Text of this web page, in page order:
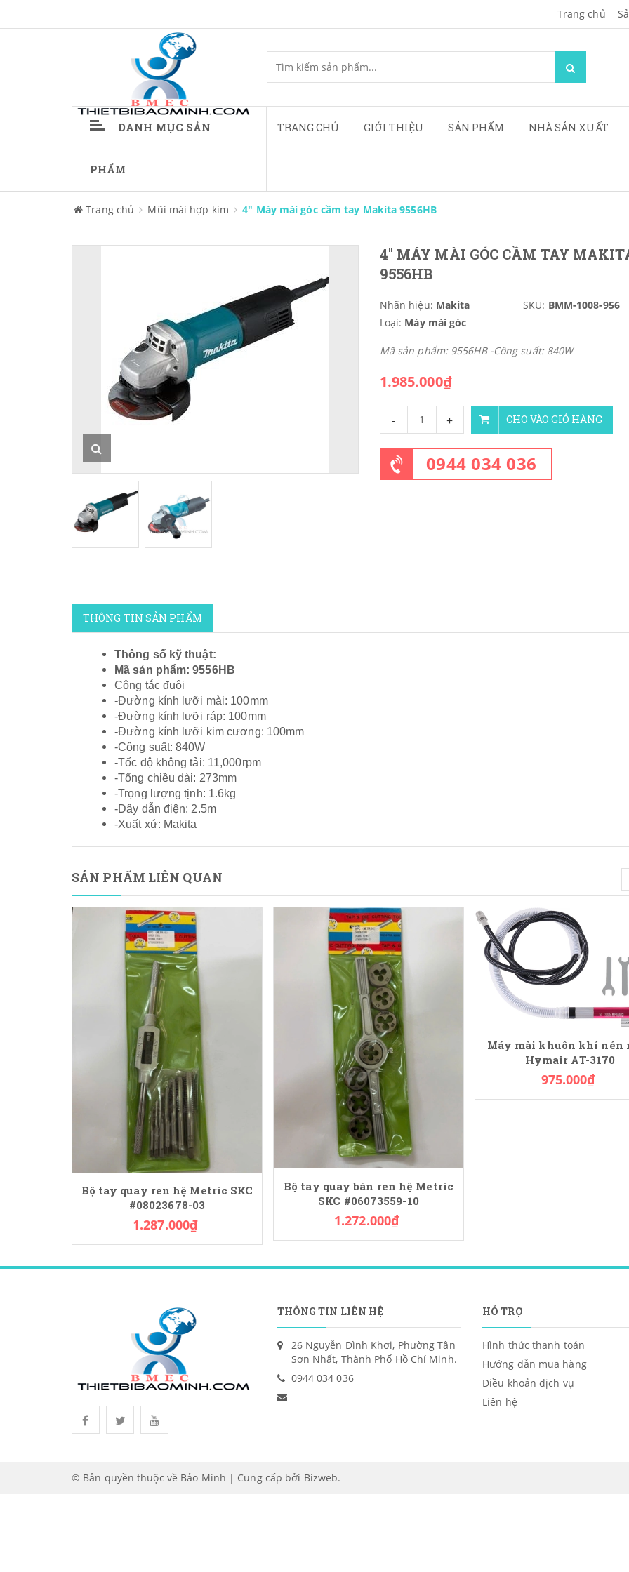
Trang chủ
DANH MỤC SẢN
PHẨM
TRANG CHỦ GIỚI THIỆU SẢN PHẨM NHÀ SẢN XUẤT
Trang chủ Mũi mài hợp kim 4" Máy mài góc cầm tay Makita 9556HB
4" MÁY MÀI GÓC CẦM TAY
9556HB
Nhãn hiệu: Makita SKU: BMM-1008-956
Loại: Máy mài góc
Mã sản phẩm: 9556HB -Công suất: 840W
1.985.000₫
- + CHO VÀO GIỎ HÀNG
0944 034 036
THÔNG TIN SẢN PHẨM
Thông số kỹ thuật:
Mã sản phẩm: 9556HB
Công tắc đuôi
-Đường kính lưỡi mài: 100mm
-Đường kính lưỡi ráp: 100mm
-Đường kính lưỡi kim cương: 100mm
-Công suất: 840W
-Tốc độ không tải: 11,000rpm
-Tổng chiều dài: 273mm
-Trọng lượng tịnh: 1.6kg
-Dây dẫn điện: 2.5m
-Xuất xứ: Makita
SẢN PHẨM LIÊN QUAN
Bộ tay quay ren hệ Metric SKC
#08023678-03
1.287.000₫
Bộ tay quay bàn ren hệ Metric
SKC #06073559-10
1.272.000₫
Máy mài khuôn khí nén
Hymair AT-3170
975.000₫
THÔNG TIN LIÊN HỆ
26 Nguyễn Đình Khơi, Phường Tân
Sơn Nhất, Thành Phố Hồ Chí Minh.
0944 034 036
HỖ TRỢ
Hình thức thanh toán
Hướng dẫn mua hàng
Điều khoản dịch vụ
Liên hệ
© Bản quyền thuộc về Bảo Minh | Cung cấp bởi Bizweb.